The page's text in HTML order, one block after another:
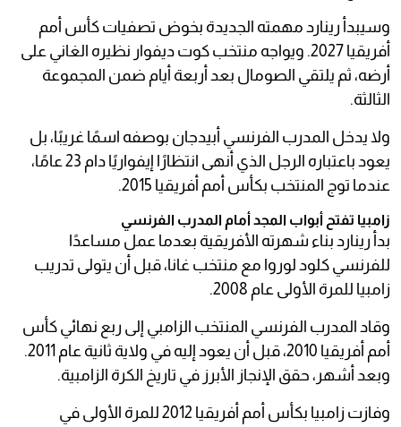
وسيبدأ رينارد مهمته الجديدة بخوض تصفيات كأس أمم
أفريقيا 2027. ويواجه منتخب كوت ديفوار نظيره الغاني على
أرضه، ثم يلتقي الصومال بعد أربعة أيام ضمن المجموعة
الثالثة.
ولا يدخل المدرب الفرنسي أبيدجان بوصفه اسمًا غريبًا، بل
يعود باعتباره الرجل الذي أنهى انتظارًا إيفواريًا دام 23 عامًا،
عندما توج المنتخب بكأس أمم أفريقيا 2015.
زامبيا تفتح أبواب المجد أمام المدرب الفرنسي
بدأ رينارد بناء شهرته الأفريقية بعدما عمل مساعدًا
للفرنسي كلود لوروا مع منتخب غانا، قبل أن يتولى تدريب
زامبيا للمرة الأولى عام 2008.
وقاد المدرب الفرنسي المنتخب الزامبي إلى ربع نهائي كأس
أمم أفريقيا 2010، قبل أن يعود إليه في ولاية ثانية عام 2011.
وبعد أشهر، حقق الإنجاز الأبرز في تاريخ الكرة الزامبية.
وفازت زامبيا بكأس أمم أفريقيا 2012 للمرة الأولى في